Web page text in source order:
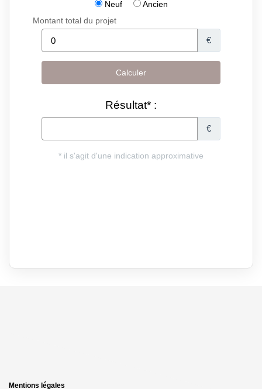
Mentions légales